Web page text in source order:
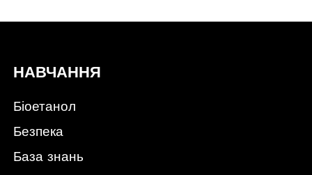
НАВЧАННЯ
Біоетанол
Безпека
База знань